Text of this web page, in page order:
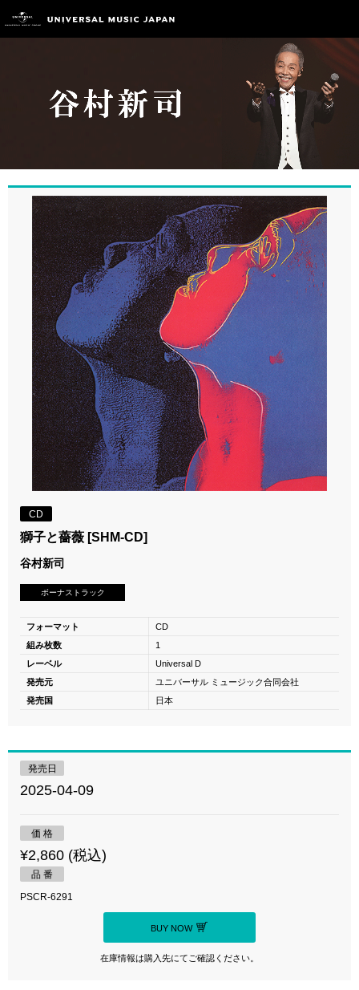
CD
獅子と薔薇 [SHM-CD]
谷村新司
ボーナストラック
フォーマット
CD
組み枚数
1
レーベル
Universal D
発売元
ユニバーサル ミュージック合同会社
発売国
日本
発売日
2025-04-09
価 格
¥2,860 (税込)
品 番
PSCR-6291
BUY NOW
在庫情報は購入先にてご確認ください。